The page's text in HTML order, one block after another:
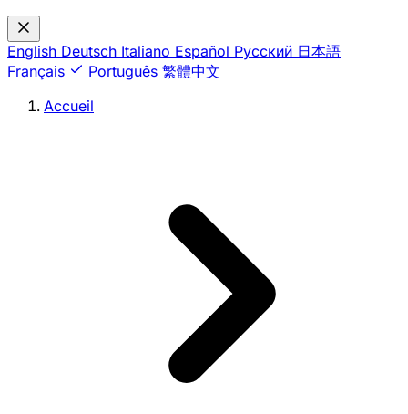
English Deutsch Italiano Español Русский 日本語
Français
Português 繁體中文
Accueil